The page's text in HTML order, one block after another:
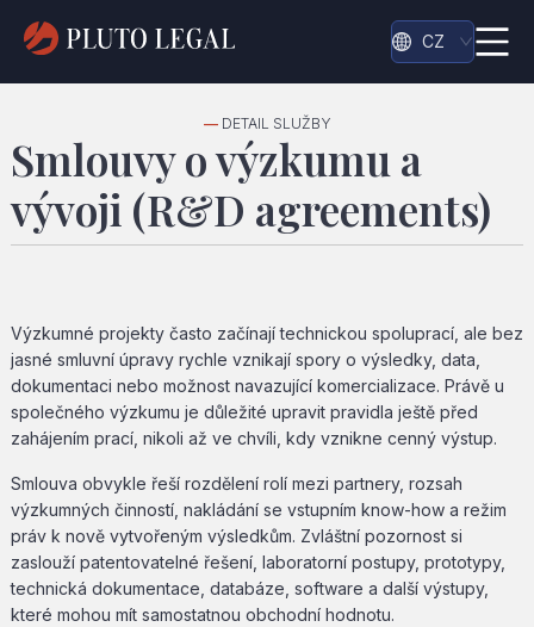
CZ
— DETAIL SLUŽBY
Smlouvy o výzkumu a
vývoji (R&D agreements)
Výzkumné projekty často začínají technickou spoluprací, ale bez
jasné smluvní úpravy rychle vznikají spory o výsledky, data,
dokumentaci nebo možnost navazující komercializace. Právě u
společného výzkumu je důležité upravit pravidla ještě před
zahájením prací, nikoli až ve chvíli, kdy vznikne cenný výstup.
Smlouva obvykle řeší rozdělení rolí mezi partnery, rozsah
výzkumných činností, nakládání se vstupním know-how a režim
práv k nově vytvořeným výsledkům. Zvláštní pozornost si
zaslouží patentovatelné řešení, laboratorní postupy, prototypy,
technická dokumentace, databáze, software a další výstupy,
které mohou mít samostatnou obchodní hodnotu.